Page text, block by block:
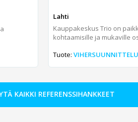
Lahti
Kauppakeskus Trio on
kohtaamisille ja mukaville
Tuote: VIHERSUUNNITTELU
KAIKKI REFERENSSIHANKKEET